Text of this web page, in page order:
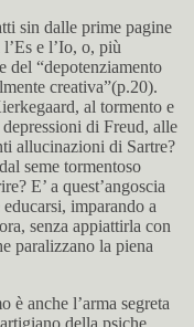
sin dalle prime pagine
e l’Io, o, più
del “depotenziamento
creativa”(p.20).
al tormento e
di Freud, alle
allucinazioni di Sartre?
seme tormentoso
E’ a quest’angoscia
imparando a
senza appiattirla con
paralizzano la piena
è anche l’arma segreta
della psiche,